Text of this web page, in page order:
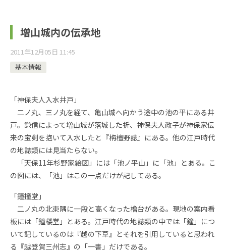
増山城内の伝承地
2011年12月05日 11:45
基本情報
「神保夫人入水井戸」
二ノ丸、三ノ丸を経て、亀山城へ向かう途中の池の平にある井
戸。謙信によって増山城が落城した折、神保夫人政子が神保家伝
来の宝剣を抱いて入水したと『栴檀野誌』にある。他の江戸時代
の地誌類には見当たらない。
「天保11年杉野家絵図」には「池ノ平山」に「池」とある。こ
の図には、「池」はこの一点だけが記してある。
「鐘撞堂」
二ノ丸の北東隅に一段と高くなった櫓台がある。現地の案内看
板には「鐘楼堂」とある。江戸時代の地誌類の中では「鐘」につ
いて記しているのは『越の下草』とそれを引用していると思われ
る『越登賀三州志』の「一書」だけである。